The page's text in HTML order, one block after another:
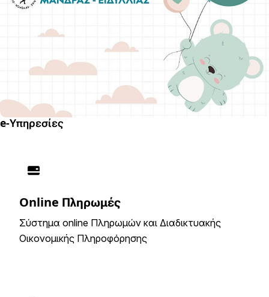
e-Υπηρεσίες
Online Πληρωμές
Σύστημα online Πληρωμών και Διαδικτυακής
Οικονομικής Πληροφόρησης